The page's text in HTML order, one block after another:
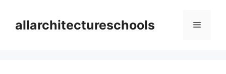
allarchitectureschools Menu